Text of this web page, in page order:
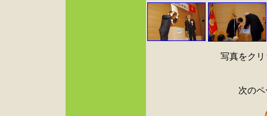
写真をク
次のペ